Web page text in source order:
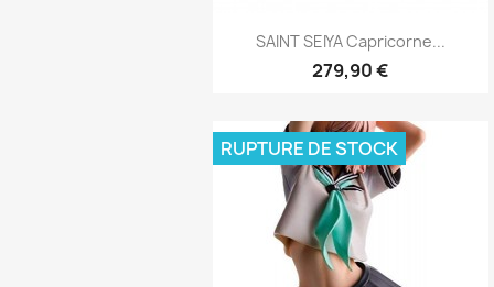
Aperçu rapide
SAINT SEIYA Capricorne...
279,90 €
RUPTURE DE STOCK